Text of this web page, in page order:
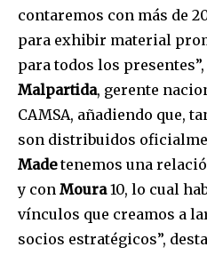
Join our
SUBSCRIBERS
conversation.
To subscribe, simply enter
or click the subscribe button
contaremos con más de
para exhibir material
para todos los
Malpartida, gerente
CAMSA, añadiendo que,
son distribuidos
Madetenemos una
y con Moura10, lo cual
vínculos que creamos a
socios estratégicos”,